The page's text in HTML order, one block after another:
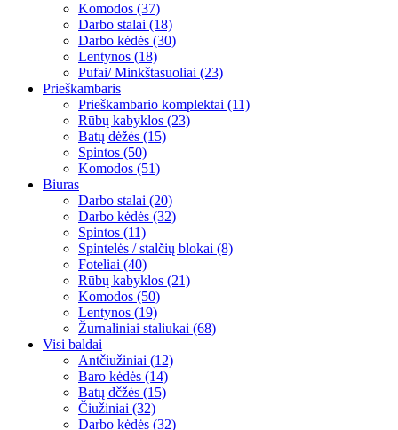
Komodos (37)
Darbo stalai (18)
Darbo kėdės (30)
Lentynos (18)
Pufai/ Minkštasuoliai (23)
Prieškambaris
Prieškambario komplektai (11)
Rūbų kabyklos (23)
Batų dėžės (15)
Spintos (50)
Komodos (51)
Biuras
Darbo stalai (20)
Darbo kėdės (32)
Spintos (11)
Spintelės / stalčių blokai (8)
Foteliai (40)
Rūbų kabyklos (21)
Komodos (50)
Lentynos (19)
Žurnaliniai staliukai (68)
Visi baldai
Antčiužiniai (12)
Baro kėdės (14)
Batų dčžės (15)
Čiužiniai (32)
Darbo kėdės (32)